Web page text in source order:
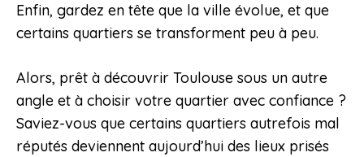
Enfin, gardez en tête que la ville évolue, et que
certains quartiers se transforment peu à peu.
Alors, prêt à découvrir Toulouse sous un autre
angle et à choisir votre quartier avec confiance ?
Saviez-vous que certains quartiers autrefois mal
réputés deviennent aujourd’hui des lieux prisés